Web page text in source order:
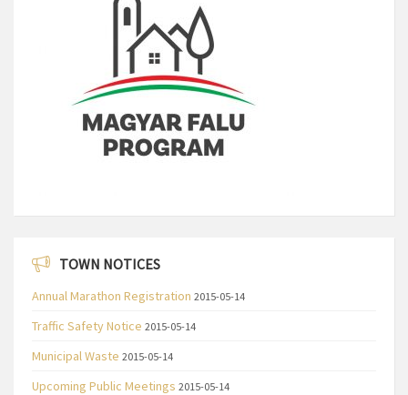
TOWN NOTICES
Annual Marathon Registration 2015-05-14
Traffic Safety Notice 2015-05-14
Municipal Waste 2015-05-14
Upcoming Public Meetings 2015-05-14